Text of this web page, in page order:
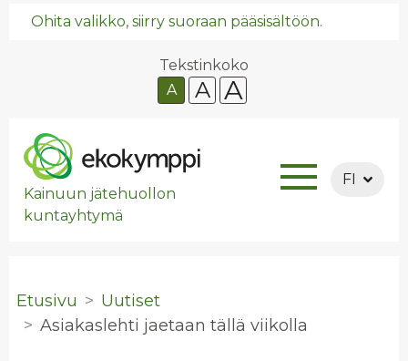
Ohita valikko, siirry suoraan pääsisältöön.
Tekstinkoko
A
A A
Kainuun jätehuollon
kuntayhtymä
FI
Etusivu
Uutiset
Asia­kas­leh­ti jae­taan tällä vii­kol­la